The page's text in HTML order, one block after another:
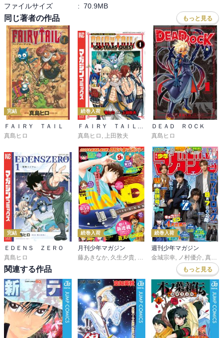
ファイルサイズ
: 70.9MB
同じ著者の作品 もっと見る
完結
ＦＡＩＲＹ ＴＡＩＬ
真島ヒロ
続巻入荷
ＦＡＩＲＹ ＴＡＩＬ １００ ＹＥＡＲＳ ＱＵＥＳＴ
真島ヒロ , 上田敦夫
ＤＥＡＤ ＲＯＣＫ
真島ヒロ
完結
ＥＤＥＮＳ ＺＥＲＯ
真島ヒロ
続巻入荷
月刊少年マガジン
藤あきなか 久生夕貴 和田あつむ,岩矢滉一朗, 沖田さ
続巻入荷
週刊少年マガジン
金城宗幸
ノ村優介 真島ヒロ
関連する作品 もっと見る